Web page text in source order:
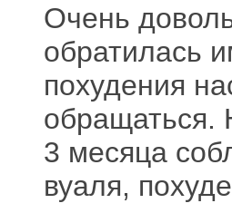
Очень
обратилась
похудения
обращаться.
3 месяца
вуаля,